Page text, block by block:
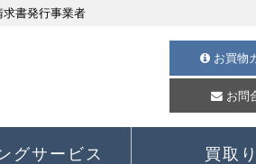
書発行事業者
お買物
お問
グサービス 買取り